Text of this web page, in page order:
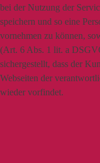
bei der Nutzung der
speichern und so eine
vornehmen zu können,
(Art. 6 Abs. 1 lit. a
sichergestellt, dass der
Webseiten der
wieder vorfindet.